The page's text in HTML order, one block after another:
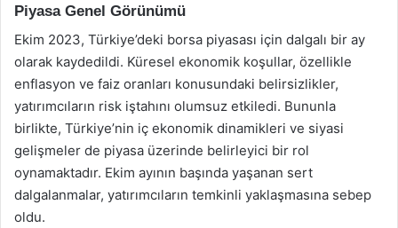
Piyasa Genel Görünümü
Ekim 2023, Türkiye’deki borsa piyasası için dalgalı bir ay
olarak kaydedildi. Küresel ekonomik koşullar, özellikle
enflasyon ve faiz oranları konusundaki belirsizlikler,
yatırımcıların risk iştahını olumsuz etkiledi. Bununla
birlikte, Türkiye’nin iç ekonomik dinamikleri ve siyasi
gelişmeler de piyasa üzerinde belirleyici bir rol
oynamaktadır. Ekim ayının başında yaşanan sert
dalgalanmalar, yatırımcıların temkinli yaklaşmasına sebep
oldu.